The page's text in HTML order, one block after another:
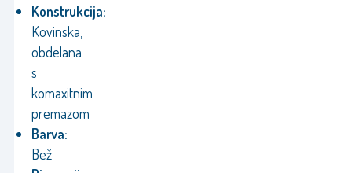
Konstrukcija:
Kovinska,
obdelana
s
komaxitnim
premazom
Barva:
Bež